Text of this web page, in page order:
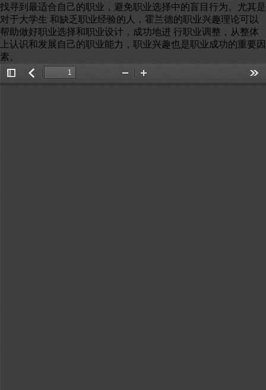
找寻到最适合自己的职业，避免职业选择中的盲目行为。尤其是
对于大学生 和缺乏职业经验的人，霍兰德的职业兴趣理论可以
帮助做好职业选择和职业设计，成功地进 行职业调整，从整体
上认识和发展自己的职业能力，职业兴趣也是职业成功的重要因
素。
Toggle返
Zoom